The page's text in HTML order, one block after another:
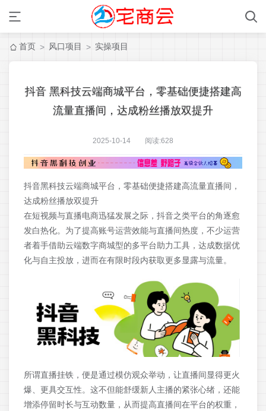
首页 > 风口项目 > 实操项目
抖音 黑科技云端商城平台，零基础便捷搭建高
流量直播间，达成粉丝播放双提升
2025-10-14 阅读:628
抖音黑科技云端商城平台，零基础便捷搭建高流量直播间，
达成粉丝播放双提升
在短视频与直播电商迅猛发展之际，抖音之类平台的角逐愈
发白热化。为了提高账号运营效能与直播间热度，不少运营
者着手借助云端数字商城型的多平台助力工具，达成数据优
化与自主投放，进而在有限时段内获取更多显露与流量。
所谓直播挂铁，便是通过模仿观众举动，让直播间显得更火
爆、更具交互性。这不但能舒缓新人主播的紧张心绪，还能
增添停留时长与互动数量，从而提高直播间在平台的权重，